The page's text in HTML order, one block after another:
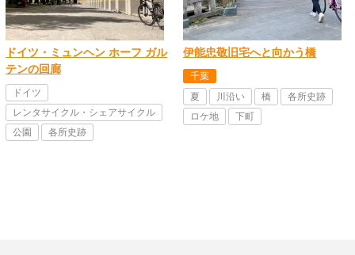
ドイツ・ミュンヘン ホーフ ガル
テンの回廊
ドイツ
レンタサイクル・シェアサイクル
公園
各所史跡
伊能忠敬旧宅へと向かう橋
千葉
夏
川沿い 橋
各所史跡
ロケ地
下町